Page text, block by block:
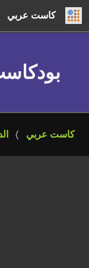
كاست عربي
كاست عربي